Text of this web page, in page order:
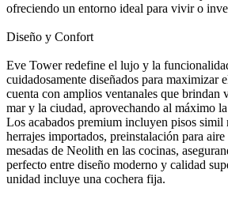
ofreciendo un entorno ideal para vivir o
Diseño y Confort
Eve Tower redefine el lujo y la
cuidadosamente diseñados para maximizar
cuenta con amplios ventanales que brindan
mar y la ciudad, aprovechando al máximo
Los acabados premium incluyen pisos simil
herrajes importados, preinstalación para
mesadas de Neolith en las cocinas,
perfecto entre diseño moderno y calidad
unidad incluye una cochera fija.